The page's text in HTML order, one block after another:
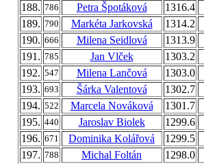
188. 786 Petra Špotáková
1316.4
189. 790 Markéta Jarkovská
1314.2
190. 666 Milena Seidlová
1313.9
191. 785 Jan Vlček
1303.2
192. 547 Milena Lančová
1303.0
193. 693 Šárka Valentová
1302.7
194. 522 Marcela Nováková
1301.7
195. 440 Jaroslav Biolek
1299.6
196. 671 Dominika Kolářová
1299.5
197. 788 Michal Foltán
1298.0